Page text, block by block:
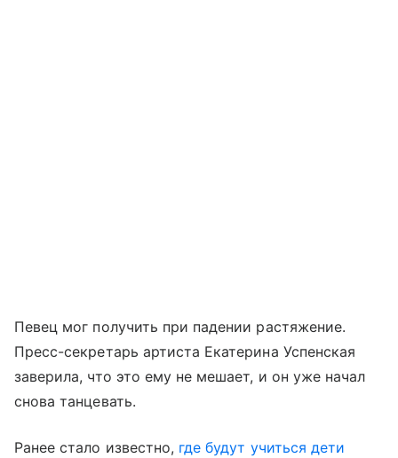
Певец мог получить при падении растяжение.
Пресс-секретарь артиста Екатерина Успенская
заверила, что это ему не мешает, и он уже начал
снова танцевать.
Ранее стало известно, где будут учиться дети